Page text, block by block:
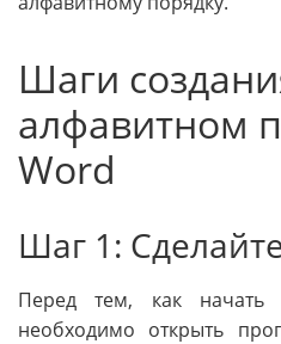
Шаги
алфавитном
Word
Шаг 1:
Перед тем, как начать
необходимо открыть